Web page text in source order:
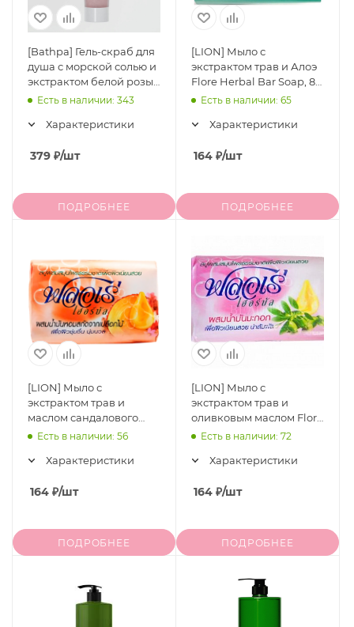
[Bathpa] Гель-скраб для
душа с морской солью и
экстрактом белой розы
Bath Salt Scrub Body
Есть в наличии: 343
Характеристики
379 ₽/шт
ПОДРОБНЕЕ
[LION] Мыло с
экстрактом трав и Алоэ
Flore Herbal Bar Soap, 80
г Есть в наличии: 65
Характеристики
164 ₽/шт
ПОДРОБНЕЕ
[LION] Мыло с
экстрактом трав и
маслом сандалового
дерева Flore Herbal Bar
Есть в наличии: 56
Характеристики
164 ₽/шт
ПОДРОБНЕЕ
[LION] Мыло с
экстрактом трав и
оливковым маслом Flore
Herbal Bar Soap, 80 г
Есть в наличии: 72
Характеристики
164 ₽/шт
ПОДРОБНЕЕ